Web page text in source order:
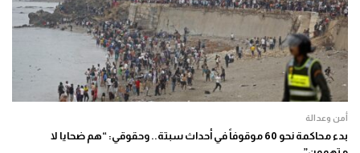
أمن وعدالة
بدء محاكمة نحو 60 موقوفاً في أحداث سبتة.. وحقوقي: “هم ضحايا لا